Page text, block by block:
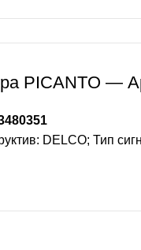
PICANTO —
DELCO; Тип